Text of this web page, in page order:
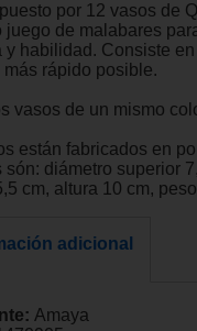
por 12 vasos de
juego de malabares
y habilidad. Consiste
rápido posible.
vasos de un mismo
están fabricados en
són: diámetro superior
cm, altura 10 cm,
adicional
Amaya